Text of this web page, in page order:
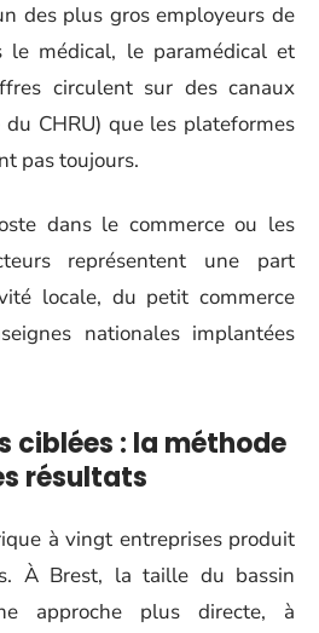
des plus gros employeurs de
le médical, le paramédical et
circulent sur des canaux
du CHRU) que les plateformes
pas toujours.
dans le commerce ou les
représentent une part
locale, du petit commerce
nationales implantées
ciblées : la méthode
résultats
à vingt entreprises produit
À Brest, la taille du bassin
approche plus directe, à